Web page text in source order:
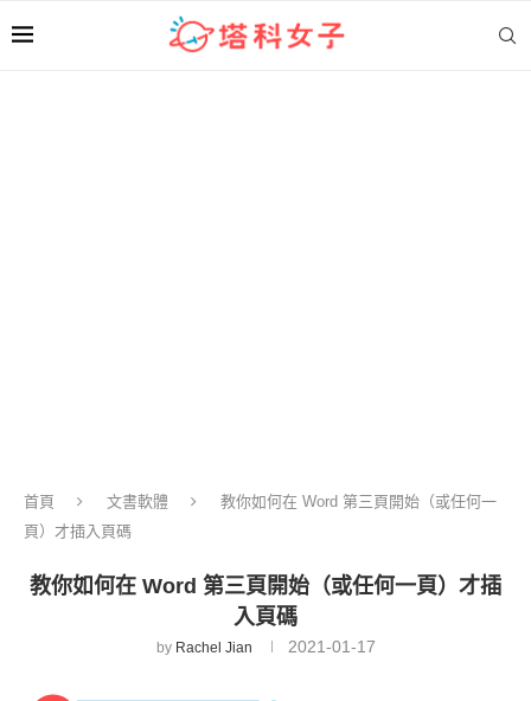
首頁 文書軟體
教你如何在 Word 第三頁開始（或任何一
頁）才插入頁碼
教你如何在 Word 第三頁開始（或任何一頁）才插
入頁碼
by Rachel Jian 2021-01-17